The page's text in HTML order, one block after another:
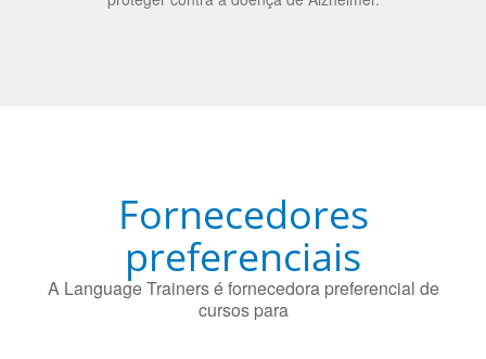
O uso simultâneo de 2 idiomas pelos bilíngues pode
Fornecedores
preferenciais
A Language Trainers é fornecedora preferencial de